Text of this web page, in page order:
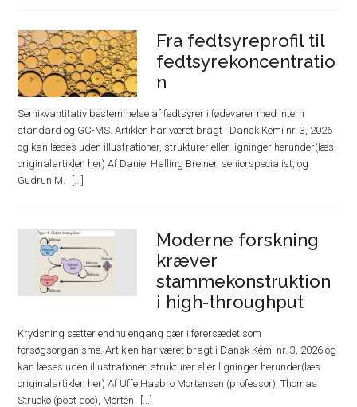
Fra fedtsyreprofil til
fedtsyrekoncentratio
n
Semikvantitativ bestemmelse af fedtsyrer i fødevarer med intern
standard og GC-MS. Artiklen har været bragt i Dansk Kemi nr. 3, 2026
og kan læses uden illustrationer, strukturer eller ligninger herunder(læs
originalartiklen her) Af Daniel Halling Breiner, seniorspecialist, og
Gudrun M.
Moderne forskning
kræver
stammekonstruktion
i high-throughput
Krydsning sætter endnu engang gær i førersædet som
forsøgsorganisme. Artiklen har været bragt i Dansk Kemi nr. 3, 2026 og
kan læses uden illustrationer, strukturer eller ligninger herunder(læs
originalartiklen her) Af Uffe Hasbro Mortensen (professor), Thomas
Strucko (post doc), Morten